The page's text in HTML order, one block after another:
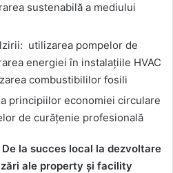
sustenabilă a mediului
utilizarea pompelor de
energiei în instalațiile HVAC
combustibililor fosili
principiilor economiei circulare
de curățenie profesională
De la succes local la dezvoltare
ale property și facility